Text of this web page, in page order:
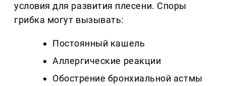
условия для развития плесени. Споры
грибка могут вызывать:
Постоянный кашель
Аллергические реакции
Обострение бронхиальной астмы